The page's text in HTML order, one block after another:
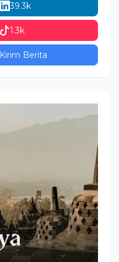
39.3k
1.3k
Kirim Berita